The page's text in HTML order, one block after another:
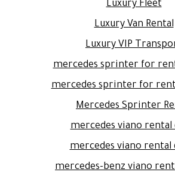
Luxury Fleet
Luxury Van Rental
Luxury VIP
mercedes sprinter for
mercedes sprinter for
Mercedes Sprinter
mercedes viano rental
mercedes viano rental
mercedes-benz viano